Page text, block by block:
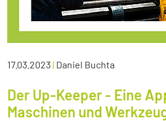
17.03.2023| Daniel Buchta
Der Up-Keeper - Eine
Maschinen und